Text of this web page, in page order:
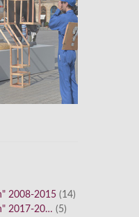
2008-2015 (14)
2017-20… (5)